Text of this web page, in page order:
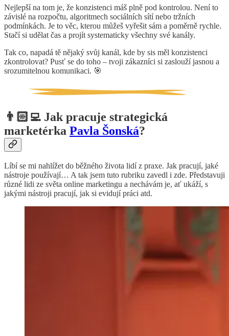
Nejlepší na tom je, že konzistenci máš plně pod kontrolou. Není to
závislé na rozpočtu, algoritmech sociálních sítí nebo tržních
podmínkách. Je to věc, kterou můžeš vyřešit sám a poměrně rychle.
Stačí si udělat čas a projít systematicky všechny své kanály.
Tak co, napadá tě nějaký svůj kanál, kde by sis měl konzistenci
zkontrolovat? Pusť se do toho – tvoji zákazníci si zaslouží jasnou a
srozumitelnou komunikaci. 🎯
👨🏻‍💻 Jak pracuje strategická
marketérka Pavla Šonská?
Líbí se mi nahlížet do běžného života lidí z praxe. Jak pracují, jaké
nástroje používají… A tak jsem tuto rubriku zavedl i zde. Představuji
různé lidi ze světa online marketingu a nechávám je, ať ukáží, s
jakými nástroji pracují, jak si evidují práci atd.